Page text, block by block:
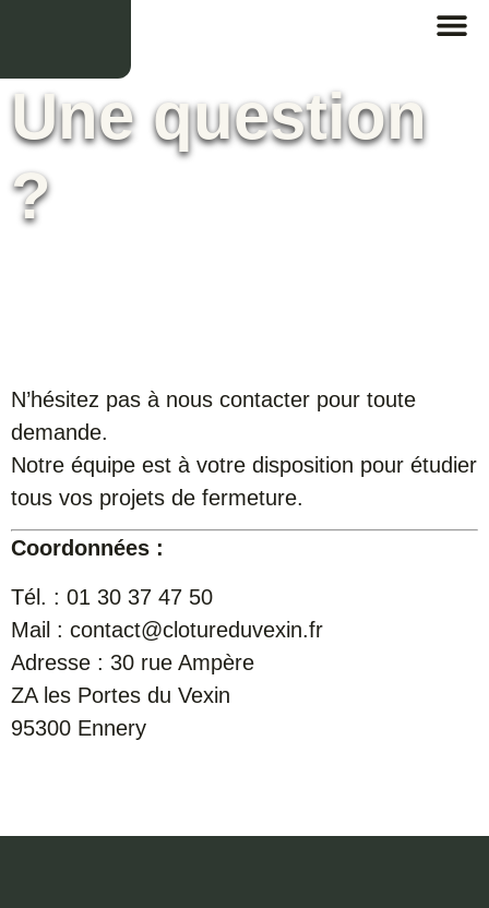
Une question
?
N’hésitez pas à nous contacter pour toute
demande.
Notre équipe est à votre disposition pour étudier
tous vos projets de fermeture.
Coordonnées :
Tél. : 01 30 37 47 50
Mail : contact@clotureduvexin.fr
Adresse : 30 rue Ampère
ZA les Portes du Vexin
95300 Ennery